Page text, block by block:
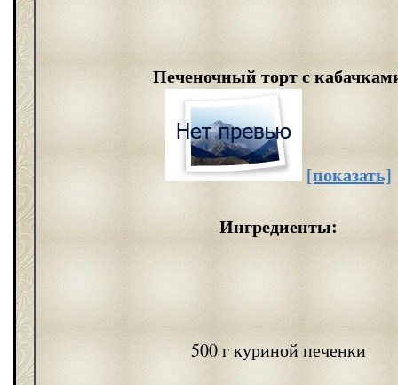
Печеночный торт с
[показать]
Ингредиенты:
500 г куриной печенки